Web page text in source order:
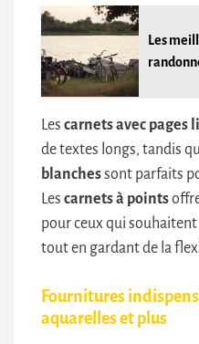
Les
Les carnets avec pages
de textes longs, tandis
blanchessont parfaits
Les carnets à points
pour ceux qui
tout en gardant de la
Fournitures
aquarelles et plus